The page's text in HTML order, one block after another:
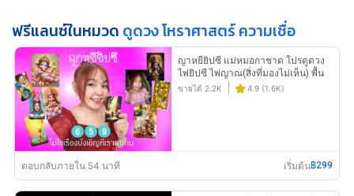
ฟรีแลนซ์ในหมวด ดูดวง โหราศาสตร์ ความเชื่อ
ญาหยียิปซี แม่หมอกาชาด โปรดูดวง
ไพ่ยิปซี ไพ่ญาณ(สิ่งที่มองไม่เห็น) พื้น
ดวง เบอร์มงคล ฤกษ์ เลขเสริมดวง
ขายได้ 2.2K 4.9 (1.6K)
ตอบกลับภายใน 54 นาที เริ่มต้น฿299